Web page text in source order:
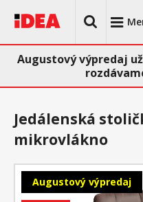
Augustový výpredaj
Augustový výpredaj
Jedálenská
mikrovlákno